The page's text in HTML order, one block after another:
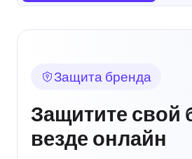
Защита бренда
Защитите свой
везде онлайн